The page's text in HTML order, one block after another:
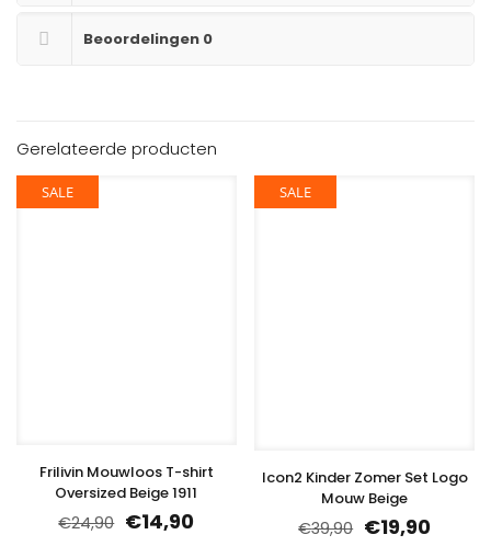
Beoordelingen 0
Gerelateerde producten
SALE
Frilivin Mouwloos T-shirt
Oversized Beige 1911
€24,90 €14,90
SALE
Icon2 Kinder Zomer Set Logo
Mouw Beige
€39,90 €19,90